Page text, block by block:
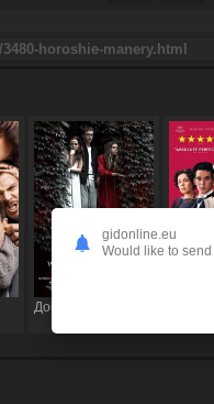
Добро пожаловать,
gidonline.eu
Would like to